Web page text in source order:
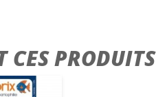
CES PRODUITS